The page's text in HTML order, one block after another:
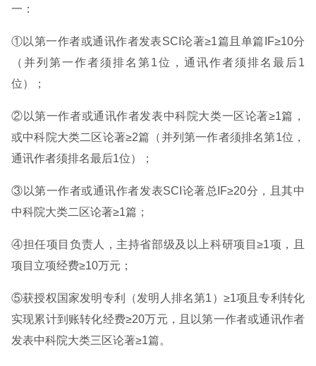
一：
①以第一作者或通讯作者发表SCI论著≥1篇且单篇IF≥10分
（并列第一作者须排名第1位，通讯作者须排名最后1
位）；
②以第一作者或通讯作者发表中科院大类一区论著≥1篇，
或中科院大类二区论著≥2篇（并列第一作者须排名第1位，
通讯作者须排名最后1位）；
③以第一作者或通讯作者发表SCI论著总IF≥20分，且其中
中科院大类二区论著≥1篇；
④担任项目负责人，主持省部级及以上科研项目≥1项，且
项目立项经费≥10万元；
⑤获授权国家发明专利（发明人排名第1）≥1项且专利转化
实现累计到账转化经费≥20万元，且以第一作者或通讯作者
发表中科院大类三区论著≥1篇。